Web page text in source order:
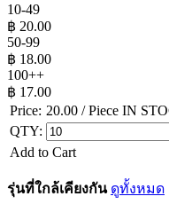
10-49
฿ 20.00
50-99
฿ 18.00
100++
฿ 17.00
Price: 20.00 / Piece IN
QTY:
Add to Cart
รุ่นที่ใกล้เคียงกัน ดูทั้งหมด